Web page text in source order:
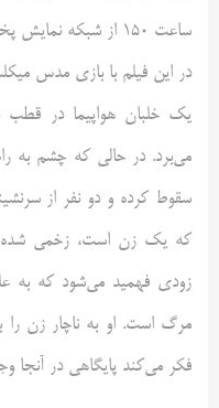
ساعت 150 از شبکه نمایش پخش می‌شود.
در این فیلم با بازی مدس
یک خلبان هواپیما در
می‌برد. در حالی که چشم به
سقوط کرده و دو نفر از
که یک زن است، زخمی شده و
زودی فهمید می‌شود که به
مرگ است. او به ناچار زن را
فکر می‌کند پایگاهی در آنجا